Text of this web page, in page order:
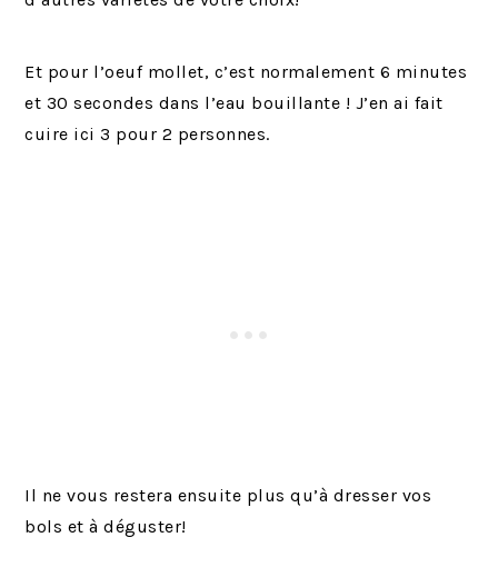
Et pour l’oeuf mollet, c’est normalement 6 minutes
et 30 secondes dans l’eau bouillante ! J’en ai fait
cuire ici 3 pour 2 personnes.
Il ne vous restera ensuite plus qu’à dresser vos
bols et à déguster!